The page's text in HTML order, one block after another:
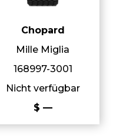
Chopard
Mille Miglia
168997-3001
Nicht verfügbar
$ —